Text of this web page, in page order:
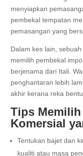
menyiapkan
pembekal tempatan
pemasangan yang
Dalam kes lain,
memilih pembekal
berjenama dari Itali.
penghantaran lebih
akhir kerana reka
Tips
Komersial
Tentukan bajet dan
kualiti atau masa